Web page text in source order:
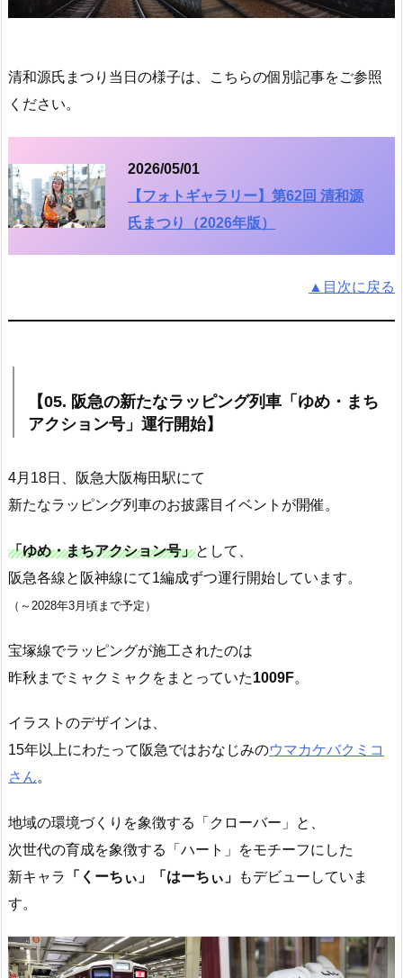
清和源氏まつり当日の様子は、こちらの個別記事をご参照
ください。
2026/05/01
【フォトギャラリー】第62回 清和源
氏まつり（2026年版）
▲目次に戻る
【05. 阪急の新たなラッピング列車「ゆめ・まち
アクション号」運行開始】
4月18日、阪急大阪梅田駅にて
新たなラッピング列車のお披露目イベントが開催。
「ゆめ・まちアクション号」として、
阪急各線と阪神線にて1編成ずつ運行開始しています。
（～2028年3月頃まで予定）
宝塚線でラッピングが施工されたのは
昨秋までミャクミャクをまとっていた1009F。
イラストのデザインは、
15年以上にわたって阪急ではおなじみのウマカケバクミコ
さん。
地域の環境づくりを象徴する「クローバー」と、
次世代の育成を象徴する「ハート」をモチーフにした
新キャラ
「くーちぃ」「はーちぃ」
もデビューしていま
す。